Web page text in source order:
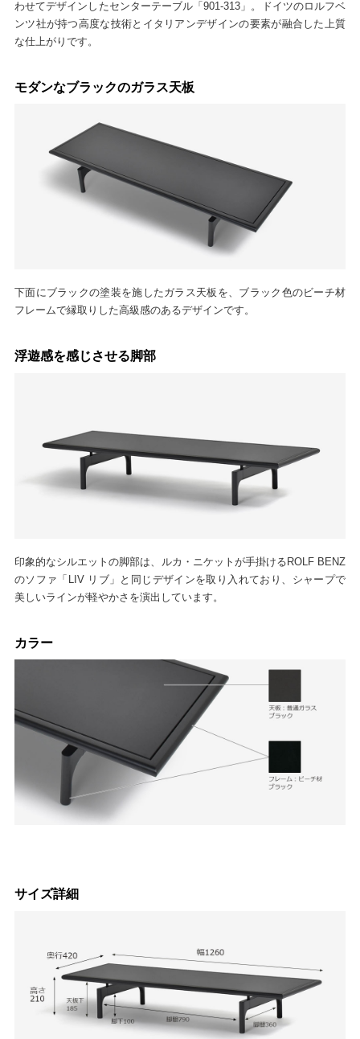
わせてデザインしたセンターテーブル「901-313」。ドイツのロルフベ
ンツ社が持つ高度な技術とイタリアンデザインの要素が融合した上質
な仕上がりです。
モダンなブラックのガラス天板
下面にブラックの塗装を施したガラス天板を、ブラック色のビーチ材
フレームで縁取りした高級感のあるデザインです。
浮遊感を感じさせる脚部
印象的なシルエットの脚部は、ルカ・ニケットが手掛けるROLF BENZ
のソファ「LIV リブ」と同じデザインを取り入れており、シャープで
美しいラインが軽やかさを演出しています。
カラー
サイズ詳細